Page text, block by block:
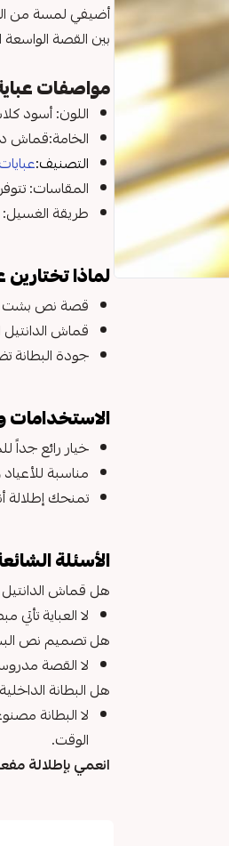
أضيفي لمسة من
بين القصة
مواصفات
اللون: أسود
الخامة:قماش
التصنيف:
المقاسات:
طريقة
لماذا
قصة نص بشت
قماش
جودة البطانة
الاستخدامات
خيار رائع جداً
مناسبة
تمنحك إطلالة
الأسئلة
هل قماش
لا العباية
هل تصميم نص
لا القصة
هل البطانة
لا البطانة
الوقت.
انعمي بإطلالة